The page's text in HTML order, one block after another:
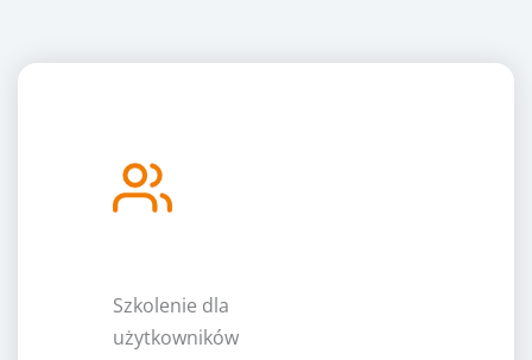
Szkolenie dla
użytkowników